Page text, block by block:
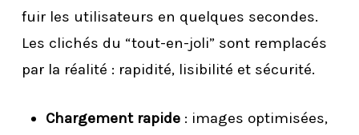
fuir les utilisateurs en quelques secondes.
Les clichés du “tout-en-joli” sont remplacés
par la réalité : rapidité, lisibilité et sécurité.
Chargement rapide: images optimisées,